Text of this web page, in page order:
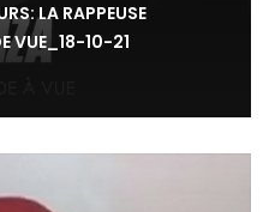
LA RAPPEUSE
VUE_18-10-21